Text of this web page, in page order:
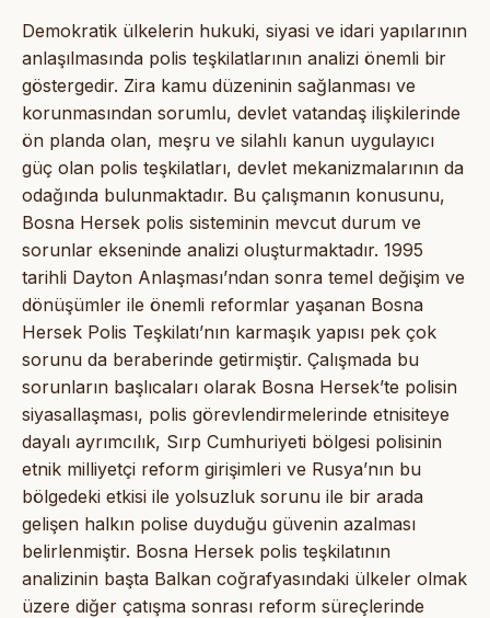
Demokratik ülkelerin hukuki, siyasi ve idari yapılarının
anlaşılmasında polis teşkilatlarının analizi önemli bir
göstergedir. Zira kamu düzeninin sağlanması ve
korunmasından sorumlu, devlet vatandaş ilişkilerinde
ön planda olan, meşru ve silahlı kanun uygulayıcı
güç olan polis teşkilatları, devlet mekanizmalarının da
odağında bulunmaktadır. Bu çalışmanın konusunu,
Bosna Hersek polis sisteminin mevcut durum ve
sorunlar ekseninde analizi oluşturmaktadır. 1995
tarihli Dayton Anlaşması’ndan sonra temel değişim ve
dönüşümler ile önemli reformlar yaşanan Bosna
Hersek Polis Teşkilatı’nın karmaşık yapısı pek çok
sorunu da beraberinde getirmiştir. Çalışmada bu
sorunların başlıcaları olarak Bosna Hersek’te polisin
siyasallaşması, polis görevlendirmelerinde etnisiteye
dayalı ayrımcılık, Sırp Cumhuriyeti bölgesi polisinin
etnik milliyetçi reform girişimleri ve Rusya’nın bu
bölgedeki etkisi ile yolsuzluk sorunu ile bir arada
gelişen halkın polise duyduğu güvenin azalması
belirlenmiştir. Bosna Hersek polis teşkilatının
analizinin başta Balkan coğrafyasındaki ülkeler olmak
üzere diğer çatışma sonrası reform süreçlerinde